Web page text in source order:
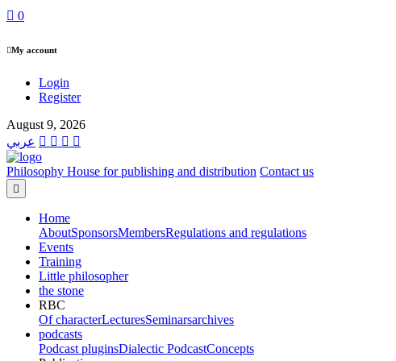
0
My account
Login
Register
August 9, 2026
عربي
Philosophy House for publishing and distribution Contact us
Home
AboutSponsorsMembersRegulations and regulations
Events
Training
Little philosopher
the stone
RBC
Of characterLecturesSeminarsarchives
podcasts
Podcast pluginsDialectic PodcastConcepts